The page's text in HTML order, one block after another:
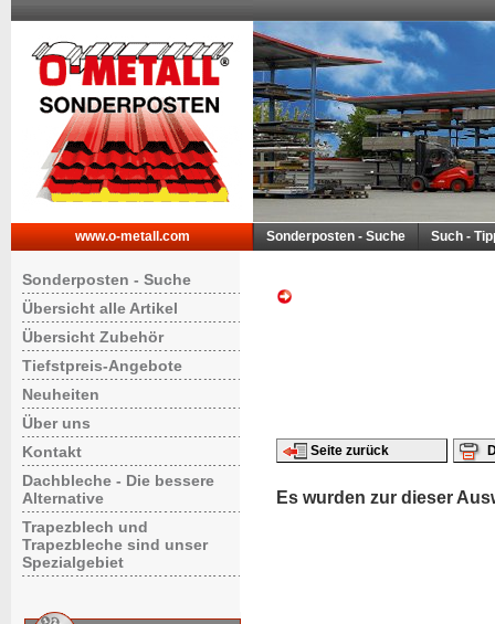
www.o-metall.com Sonderposten - Suche Such -
Sonderposten - Suche
Übersicht alle Artikel
Übersicht Zubehör
Tiefstpreis-Angebote
Neuheiten
Über uns
Kontakt
Dachbleche - Die bessere
Alternative
Trapezblech und
Trapezbleche sind unser
Spezialgebiet
Seite zurück
Es wurden zur dieser